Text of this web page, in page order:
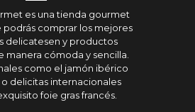
es una tienda gourmet
podrás comprar los mejores
delicatesen y productos
manera cómoda y sencilla.
como el jamón ibérico
delicitas internacionales
foie gras francés.